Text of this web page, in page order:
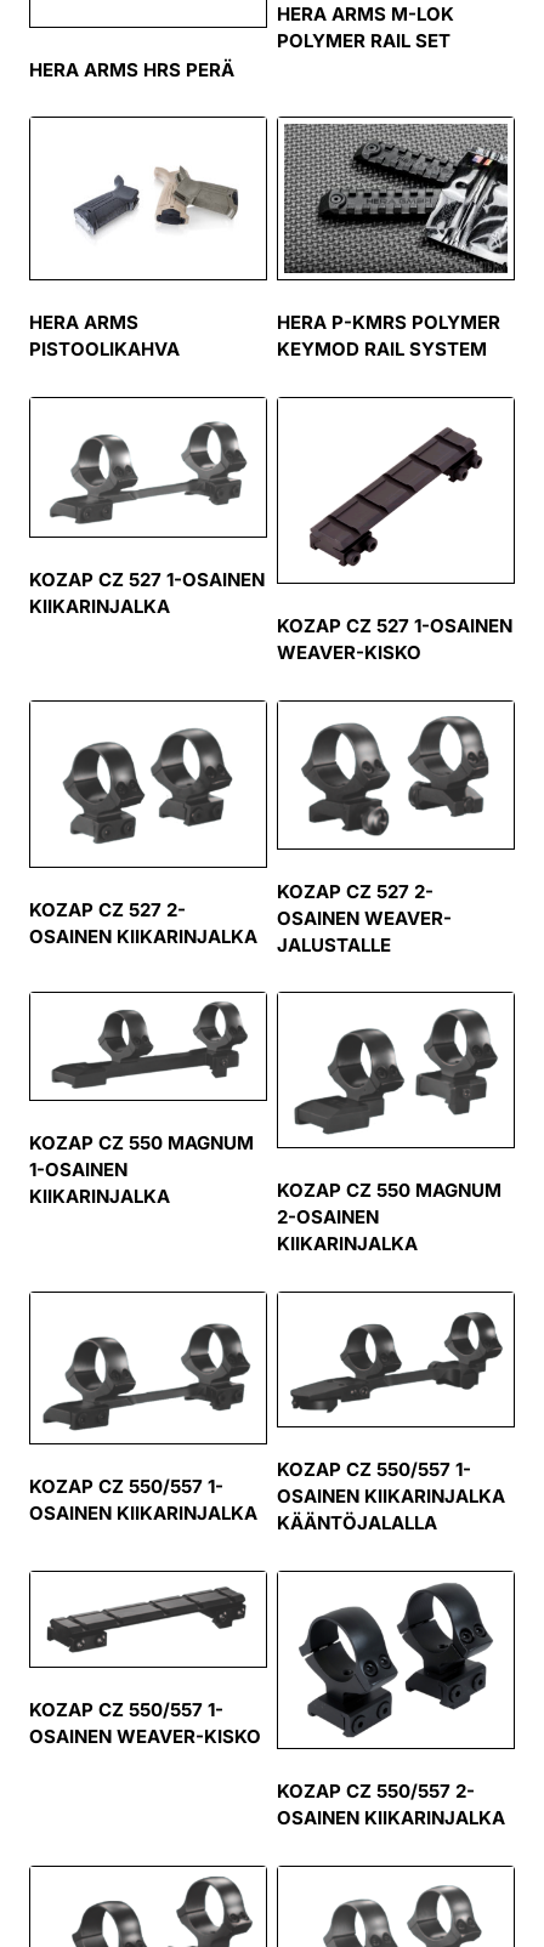
HERA ARMS HRS PERÄ
HERA ARMS M-LOK
POLYMER RAIL SET
HERA ARMS
PISTOOLIKAHVA
HERA P-KMRS POLYMER
KEYMOD RAIL SYSTEM
KOZAP CZ 527 1-OSAINEN
KIIKARINJALKA
KOZAP CZ 527 1-OSAINEN
WEAVER-KISKO
KOZAP CZ 527 2-
OSAINEN KIIKARINJALKA
KOZAP CZ 527 2-
OSAINEN WEAVER-
JALUSTALLE
KOZAP CZ 550 MAGNUM
1-OSAINEN
KIIKARINJALKA
KOZAP CZ 550 MAGNUM
2-OSAINEN
KIIKARINJALKA
KOZAP CZ 550/557 1-
OSAINEN KIIKARINJALKA
KOZAP CZ 550/557 1-
OSAINEN KIIKARINJALKA
KÄÄNTÖJALALLA
KOZAP CZ 550/557 1-
OSAINEN WEAVER-KISKO
KOZAP CZ 550/557 2-
OSAINEN KIIKARINJALKA